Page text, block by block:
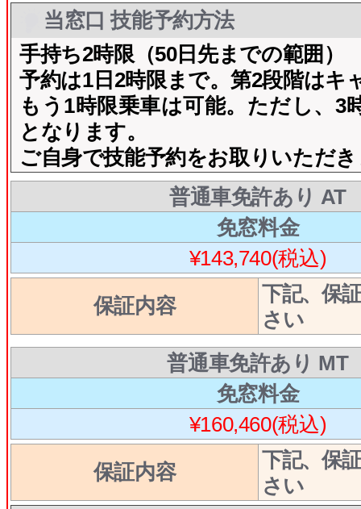
当窓口 技能予約方法
手持ち2時限（50日先までの範囲）
予約は1日2時限まで。第2段階はキ
もう1時限乗車は可能。ただし、3
となります。
ご自身で技能予約をお取りいただ
普通車免許あり AT
免窓料金
¥143,740(税込)
保証内容
下記、保
さい
普通車免許あり MT
免窓料金
¥160,460(税込)
保証内容
下記、保
さい